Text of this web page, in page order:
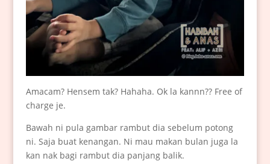
Amacam? Hensem tak? Hahaha. Ok la kannn?? Free of
charge je.
Bawah ni pula gambar rambut dia sebelum potong
ni. Saja buat kenangan. Ni mau makan bulan juga la
kan nak bagi rambut dia panjang balik.